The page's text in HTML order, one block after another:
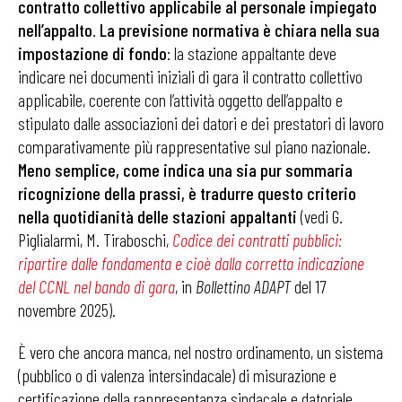
contratto collettivo applicabile al personale impiegato
nell’appalto. La previsione normativa è chiara nella sua
impostazione di fondo: la stazione appaltante deve
indicare nei documenti iniziali di gara il contratto collettivo
applicabile, coerente con l’attività oggetto dell’appalto e
stipulato dalle associazioni dei datori e dei prestatori di lavoro
comparativamente più rappresentative sul piano nazionale.
Meno semplice, come indica una sia pur sommaria
ricognizione della prassi, è tradurre questo criterio
nella quotidianità delle stazioni appaltanti(vedi G.
Piglialarmi, M. Tiraboschi, Codice dei contratti pubblici:
ripartire dalle fondamenta e cioè dalla corretta indicazione
del CCNL nel bando di gara, in Bollettino ADAPTdel 17
novembre 2025).
È vero che ancora manca, nel nostro ordinamento, un sistema
(pubblico o di valenza intersindacale) di misurazione e